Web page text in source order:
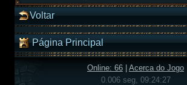
Voltar
Página Principal
Online: 66
Acerca do Jogo
0.006 seg, 09:24:27